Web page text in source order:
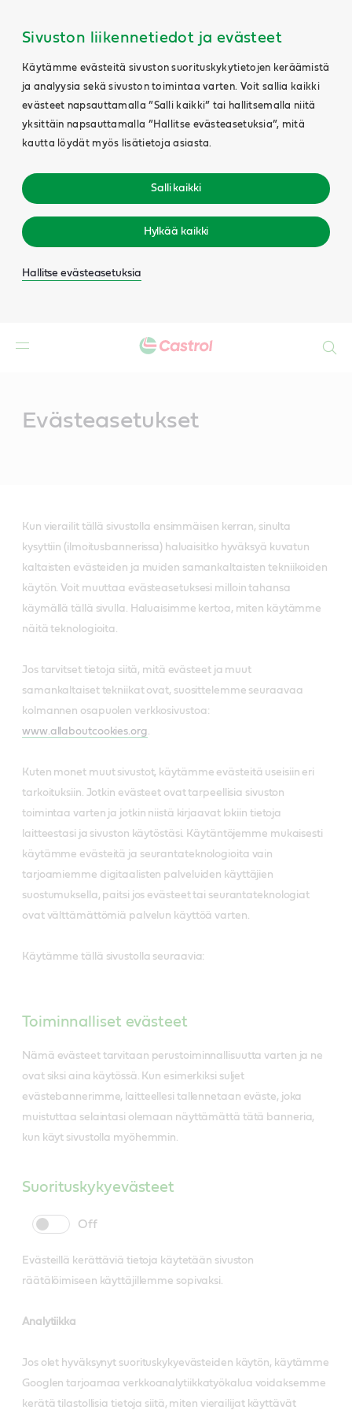
Sivuston liikennetiedot ja evästeet
Käytämme evästeitä sivuston suorituskykytietojen keräämistä
ja analyysia sekä sivuston toimintaa varten. Voit sallia kaikki
evästeet napsauttamalla ”Salli kaikki” tai hallitsemalla niitä
yksittäin napsauttamalla ”Hallitse evästeasetuksia”, mitä
kautta löydät myös lisätietoja asiasta.
Salli kaikki
Hylkää kaikki
Hallitse evästeasetuksia
Evästeasetukset
Kun vierailit tällä sivustolla ensimmäisen kerran, sinulta
kysyttiin (ilmoitusbannerissa) haluaisitko hyväksyä kuvatun
kaltaisten evästeiden ja muiden samankaltaisten tekniikoiden
käytön. Voit muuttaa evästeasetuksesi milloin tahansa
käymällä tällä sivulla. Haluaisimme kertoa, miten käytämme
näitä teknologioita.
Jos tarvitset tietoja siitä, mitä evästeet ja muut
samankaltaiset tekniikat ovat, suosittelemme seuraavaa
kolmannen osapuolen verkkosivustoa:
www.allaboutcookies.org.
Kuten monet muut sivustot, käytämme evästeitä useisiin eri
tarkoituksiin. Jotkin evästeet ovat tarpeellisia sivuston
toimintaa varten ja jotkin niistä kirjaavat lokiin tietoja
laitteestasi ja sivuston käytöstäsi. Käytäntöjemme mukaisesti
käytämme evästeitä ja seurantateknologioita vain
tarjoamiemme digitaalisten palveluiden käyttäjien
suostumuksella, paitsi jos evästeet tai seurantateknologiat
ovat välttämättömiä palvelun käyttöä varten.
Käytämme tällä sivustolla seuraavia:
Toiminnalliset evästeet
Nämä evästeet tarvitaan perustoiminnallisuutta varten ja ne
ovat siksi aina käytössä. Kun esimerkiksi suljet
evästebannerimme, laitteellesi tallennetaan eväste, joka
muistuttaa selaintasi olemaan näyttämättä tätä banneria,
kun käyt sivustolla myöhemmin.
Suorituskykyevästeet
cookie
slider
cookie
Evästeillä kerättäviä tietoja käytetään sivuston
räätälöimiseen käyttäjillemme sopivaksi.
Analytiikka
Jos olet hyväksynyt suorituskykyevästeiden käytön, käytämme
Googlen tarjoamaa verkkoanalytiikkatyökalua voidaksemme
kerätä tilastollisia tietoja siitä, miten vierailijat käyttävät